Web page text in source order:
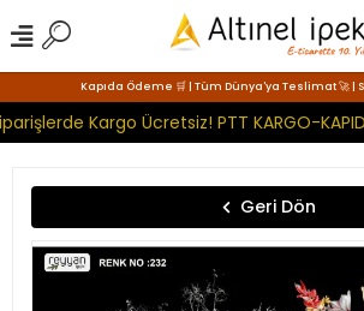
Kapıda Ödeme 🛒 | Tüm Dünya'ya Teslimat 🚀 |
Kargo Ücretsiz! PTT KARGO-
Geri Dön